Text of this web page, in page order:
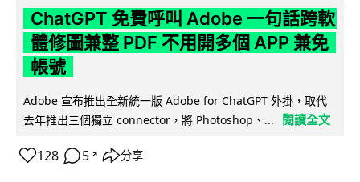
ChatGPT 免費呼叫 Adobe 一句話跨軟
體修圖兼整 PDF 不用開多個 APP 兼免
帳號
Adobe 宣布推出全新統一版 Adobe for ChatGPT 外掛，取代
去年推出三個獨立 connector，將 Photoshop、...
閱讀全文
128 5 ↗ 分享